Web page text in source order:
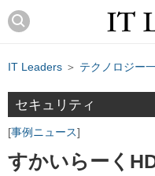
IT Leaders ＞ テクノロジー
セキュリティ
事例ニュース
すかいらーく